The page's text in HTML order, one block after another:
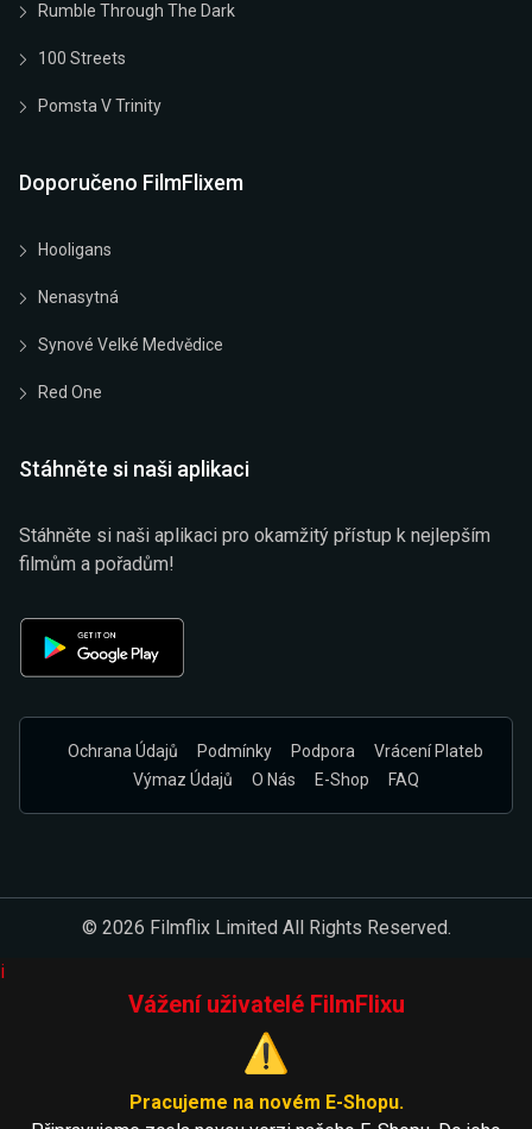
Rumble Through The Dark
100 Streets
Pomsta V Trinity
Doporučeno FilmFlixem
Hooligans
Nenasytná
Synové Velké Medvědice
Red One
Stáhněte si naši aplikaci
Stáhněte si naši aplikaci pro okamžitý přístup k nejlepším
filmům a pořadům!
Ochrana Údajů Podmínky Podpora
Vrácení Plateb
Výmaz Údajů
O Nás E-Shop FAQ
© 2026 Filmflix Limited All Rights Reserved.
i
Vážení uživatelé FilmFlixu
⚠️
Pracujeme na novém E-Shopu.